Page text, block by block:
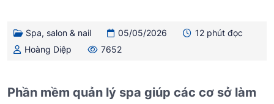
Spa, salon & nail 05/05/2026
12 phút đọc
Hoàng Diệp
7652
Phần mềm quản lý spa giúp các cơ sở làm